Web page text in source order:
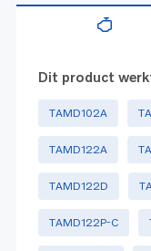
Dit product
TAMD102A
TAMD122A
TAMD122D
TAMD122P-C